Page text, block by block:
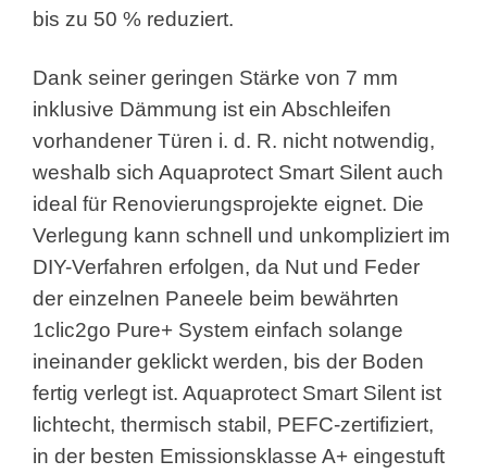
bis zu 50 % reduziert.
Dank seiner geringen Stärke von 7 mm
inklusive Dämmung ist ein Abschleifen
vorhandener Türen i. d. R. nicht notwendig,
weshalb sich Aquaprotect Smart Silent auch
ideal für Renovierungsprojekte eignet. Die
Verlegung kann schnell und unkompliziert im
DIY-Verfahren erfolgen, da Nut und Feder
der einzelnen Paneele beim bewährten
1clic2go Pure+ System einfach solange
ineinander geklickt werden, bis der Boden
fertig verlegt ist. Aquaprotect Smart Silent ist
lichtecht, thermisch stabil, PEFC-zertifiziert,
in der besten Emissionsklasse A+ eingestuft